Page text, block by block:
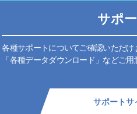
サポ
各種サポートについてご確認いただけ
「各種データダウンロード」などご
サポートサ